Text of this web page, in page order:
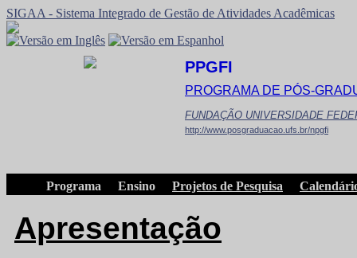
SIGAA - Sistema Integrado de Gestão de Atividades Acadêmicas
PPGFI
PROGRAMA DE PÓS-
FUNDAÇÃO UNIVERSIDADE
http://www.posgraduacao.ufs.br/npgfi
Programa Ensino Projetos de Pesquisa
Apresentação